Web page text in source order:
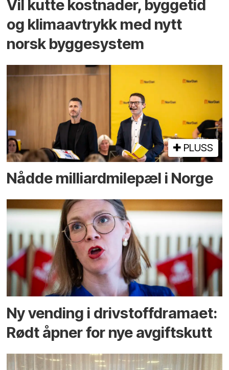
Vil kutte kostnader, byggetid
og klima­avtrykk med nytt
norsk bygge­system
PLUSS
Nådde milliard­­milepæl i Norge
Ny vending i drivstoffdramaet:
Rødt åpner for nye avgiftskutt